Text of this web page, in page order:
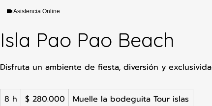
Asistencia Online
Isla Pao Pao Beach
Disfruta un ambiente de fiesta, diversión y
8 h
pesos
colombianos
$ 280.000 Muelle la bodeguita Tour islas